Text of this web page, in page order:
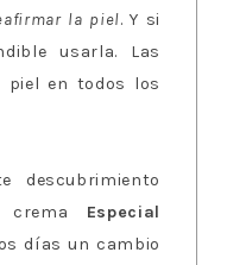
la piel. Y si
usarla. Las
piel en todos los
descubrimiento
crema Especial
días un cambio